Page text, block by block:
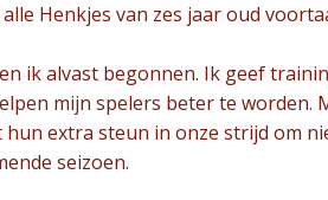
Henkjes van zes jaar oud
ik alvast begonnen. Ik geef
mijn spelers beter te worden.
hun extra steun in onze strijd om
seizoen.